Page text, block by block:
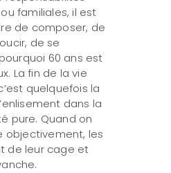
familiales, il est
de composer, de
de se
60 ans est
La fin de la vie
quelquefois la
dans la
pure. Quand on
objectivement, les
de leur cage et